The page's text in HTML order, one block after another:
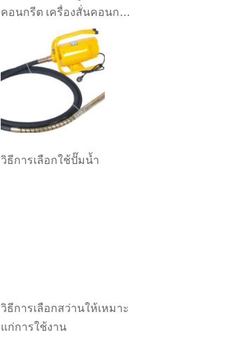
คอนกรีต เครื่องสั่นคอนกรีต
ให้เหมาะกับงาน
วิธีการเลือกใช้ปั๊มน้ำ
วิธีการเลือกสว่านให้เหมาะ
แก่การใช้งาน